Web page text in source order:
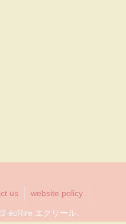
us website policy
écRire エクリール.